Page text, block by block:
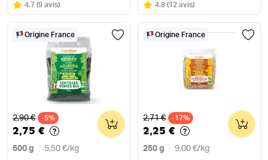
Note
4.7 sur 5
(9 avis) Note
4.8 sur 5
(12 avis)
Origine France
Ancien prix
2,90 € -5%
2,75 €
500 g 5,50 €/ kg
0
Origine France
Ancien prix
2,71 € -17%
2,25 €
250 g 9,00 €/ kg
0